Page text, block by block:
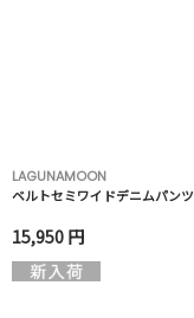
LAGUNAMOON
ベルトセミワイドデニムパンツ
15,950 円